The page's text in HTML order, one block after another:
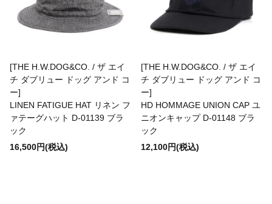
[THE H.W.DOG&CO. / ザ エイ
チ ダブリュー ドッグ アンド コ
ー]
LINEN FATIGUE HAT リネン フ
ァテーグハット D-01139 ブラ
ック
16,500円(税込)
[THE H.W.DOG&CO. / ザ エイ
チ ダブリュー ドッグ アンド コ
ー]
HD HOMMAGE UNION CAP ユ
ニオンキャップ D-01148 ブラ
ック
12,100円(税込)
Used
↓Brand List↓